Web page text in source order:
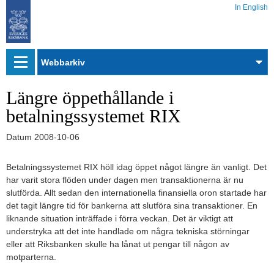
In English
Webbarkiv
Längre öppethållande i
betalningssystemet RIX
Datum 2008-10-06
Betalningssystemet RIX höll idag öppet något längre än vanligt. Det
har varit stora flöden under dagen men transaktionerna är nu
slutförda. Allt sedan den internationella finansiella oron startade har
det tagit längre tid för bankerna att slutföra sina transaktioner. En
liknande situation inträffade i förra veckan. Det är viktigt att
understryka att det inte handlade om några tekniska störningar
eller att Riksbanken skulle ha lånat ut pengar till någon av
motparterna.